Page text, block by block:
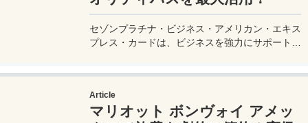
セゾンプラチナ・ビジネス・アメリカン・エキス
プレス・カードは、ビジネスを強力にサポートす
最適です。初年度の年会費無料も魅力。ステータ
スと実用性を兼ね備えたビジネスカードで、あな
Article
マリオット ボンヴォイ アメッ